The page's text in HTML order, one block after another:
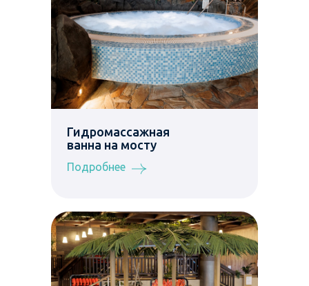
Гидромассажная
ванна на мосту
Подробнее